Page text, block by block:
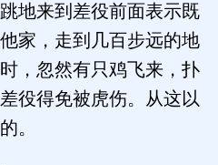
地来到差役前面表示既
家，走到几百步远的地
，忽然有只鸡飞来，扑
役得免被虎伤。从这以
。